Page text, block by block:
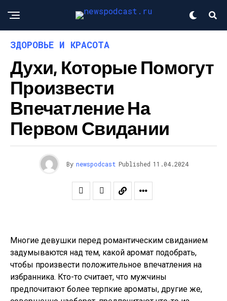
ЗДОРОВЬЕ И КРАСОТА
Духи, Которые Помогут
Произвести
Впечатление На
Первом Свидании
By newspodcast Published 11.04.2024
Многие девушки перед романтическим свиданием
задумываются над тем, какой аромат подобрать,
чтобы произвести положительное впечатления на
избранника. Кто-то считает, что мужчины
предпочитают более терпкие ароматы, другие же,